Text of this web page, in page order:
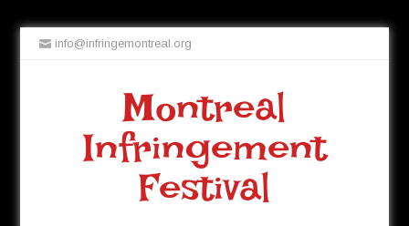
info@infringemontreal.org
Montreal
Infringement
Festival